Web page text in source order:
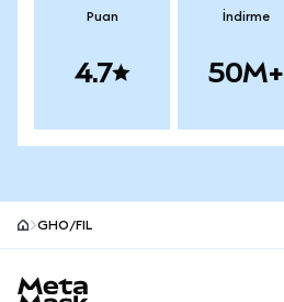
Puan
4.7
İndirme
50M+
GHO/FIL